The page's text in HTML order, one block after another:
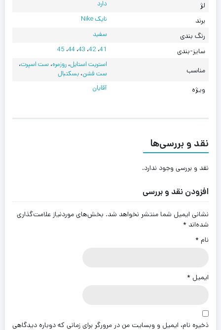
لژ دارد
برند نایک Nike
رنگ بندی سفید
سایز-بندی 41،42، 43،44، 45
مناسب
استریت استایل،روزمره،ست اسپرت،
ست فشن،بسکتبال
ویژه آقایان
نقد و بررسی‌ها
نقد و بررسی وجود ندارد.
افزودن نقد و بررسی
نشانی ایمیل شما منتشر نخواهد شد. بخش‌های موردنیاز علامت‌گذاری
شده‌اند *
نام *
ایمیل *
ذخیره نام، ایمیل و وبسایت من در مرورگر برای زمانی که دوباره دیدگاهی